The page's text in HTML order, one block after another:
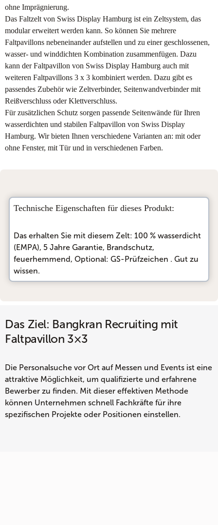
ohne Imprägnierung.
Das Faltzelt von Swiss Display Hamburg ist ein Zeltsystem, das
modular erweitert werden kann. So können Sie mehrere
Faltpavillons nebeneinander aufstellen und zu einer geschlossenen,
wasser- und winddichten Kombination zusammenfügen. Dazu
kann der Faltpavillon von Swiss Display Hamburg auch mit
weiteren Faltpavillons 3 x 3 kombiniert werden. Dazu gibt es
passendes Zubehör wie Zeltverbinder, Seitenwandverbinder mit
Reißverschluss oder Klettverschluss.
Für zusätzlichen Schutz sorgen passende Seitenwände für Ihren
wasserdichten und stabilen Faltpavillon von Swiss Display
Hamburg. Wir bieten Ihnen verschiedene Varianten an: mit oder
ohne Fenster, mit Tür und in verschiedenen Farben.
Technische Eigenschaften für dieses Produkt:
Das erhalten Sie mit diesem Zelt: 100 % wasserdicht
(EMPA), 5 Jahre Garantie, Brandschutz,
feuerhemmend , Optional: GS-Prüfzeichen . Gut zu
wissen.
Das Ziel: Bangkran Recruiting mit
Faltpavillon 3×3
Die Personalsuche vor Ort auf Messen und Events ist eine
attraktive Möglichkeit, um qualifizierte und erfahrene
Bewerber zu finden. Mit dieser effektiven Methode
können Unternehmen schnell Fachkräfte für ihre
spezifischen Projekte oder Positionen einstellen.